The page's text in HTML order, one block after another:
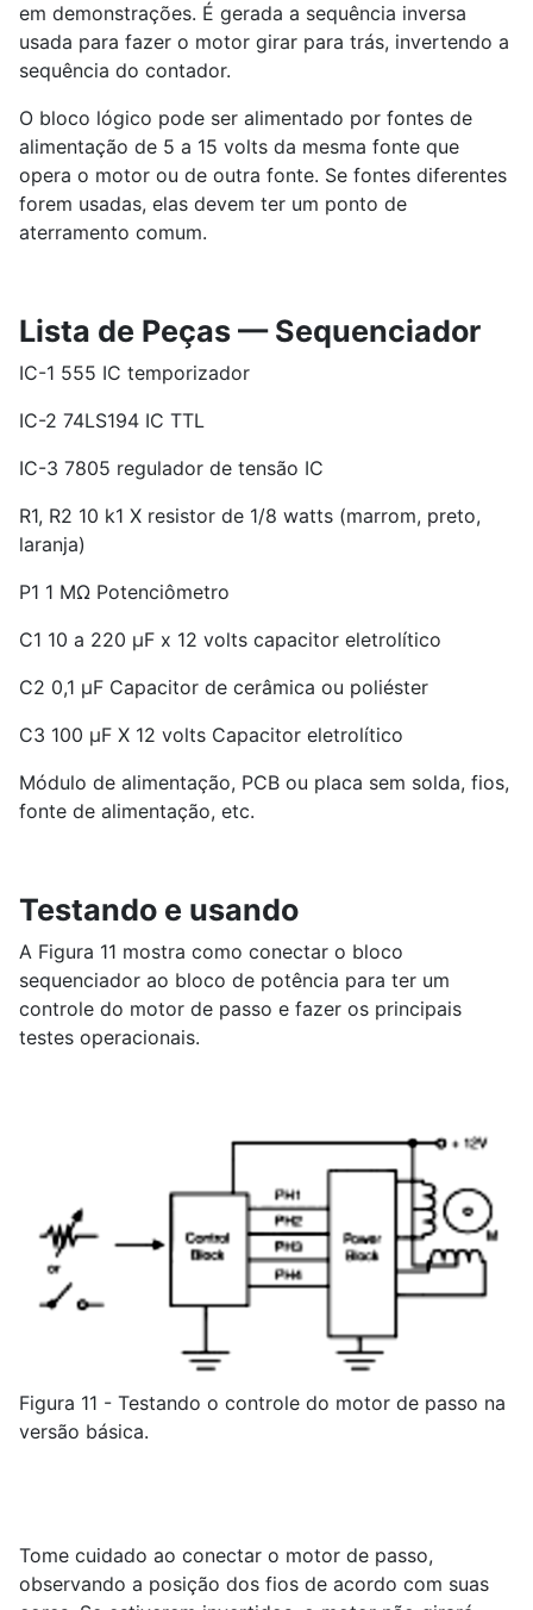
em demonstrações. É gerada a sequência inversa
usada para fazer o motor girar para trás, invertendo a
sequência do contador.
O bloco lógico pode ser alimentado por fontes de
alimentação de 5 a 15 volts da mesma fonte que
opera o motor ou de outra fonte. Se fontes diferentes
forem usadas, elas devem ter um ponto de
aterramento comum.
Lista de Peças — Sequenciador
IC-1 555 IC temporizador
IC-2 74LS194 IC TTL
IC-3 7805 regulador de tensão IC
R1, R2 10 k1 X resistor de 1/8 watts (marrom, preto,
laranja)
P1 1 MΩ Potenciômetro
C1 10 a 220 µF x 12 volts capacitor eletrolítico
C2 0,1 µF Capacitor de cerâmica ou poliéster
C3 100 µF X 12 volts Capacitor eletrolítico
Módulo de alimentação, PCB ou placa sem solda, fios,
fonte de alimentação, etc.
Testando e usando
A Figura 11 mostra como conectar o bloco
sequenciador ao bloco de potência para ter um
controle do motor de passo e fazer os principais
testes operacionais.
Figura 11 - Testando o controle do motor de passo na
versão básica.
Tome cuidado ao conectar o motor de passo,
observando a posição dos fios de acordo com suas